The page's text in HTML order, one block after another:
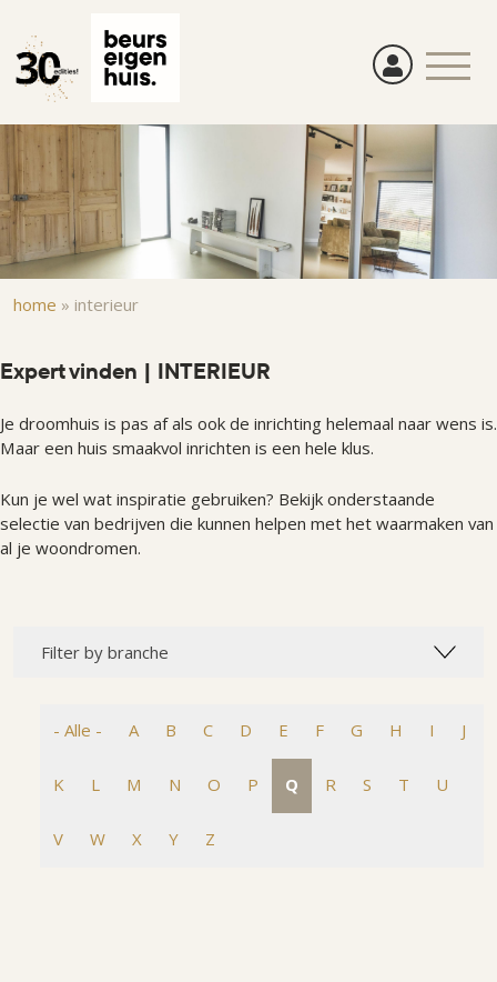
naar
de
gaan
Kruimelpad
home » interieur
Expert vinden | INTERIEUR
Je droomhuis is pas af als ook de inrichting helemaal naar wens is.
Maar een huis smaakvol inrichten is een hele klus.
Kun je wel wat inspiratie gebruiken? Bekijk onderstaande
selectie van bedrijven die kunnen helpen met het waarmaken van
al je woondromen.
Filter by branche
- Alle - A B C D E F G H I J
K L M N O P Q R S T U
V W X Y Z